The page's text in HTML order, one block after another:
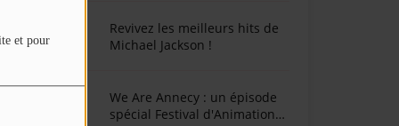
et pour
Revivez les meilleurs hits de
Michael Jackson !
We Are Annecy : un épisode
spécial Festival d'Animation